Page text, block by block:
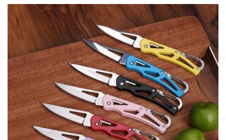
5,00€.3,00€.